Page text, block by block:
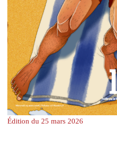
Édition du 25 mars 2026